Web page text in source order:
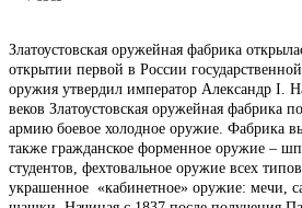
Златоустовская оружейная фабрика
открытии первой в России
оружия утвердил император Александр I.
веков Златоустовская оружейная фабрика
армию боевое холодное оружие. Фабрика
также гражданское форменное оружие –
студентов, фехтовальное оружие всех
украшенное «кабинетное» оружие: мечи,